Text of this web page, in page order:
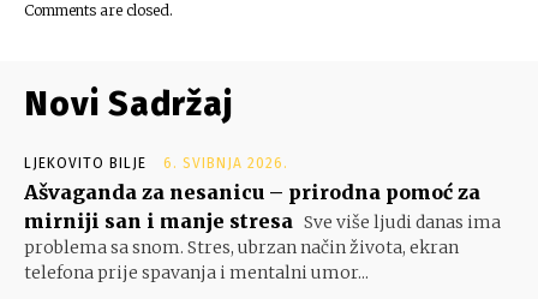
Comments are closed.
Novi Sadržaj
LJEKOVITO BILJE 6. SVIBNJA 2026.
Ašvaganda za nesanicu – prirodna pomoć za
mirniji san i manje stresa Sve više ljudi danas ima
problema sa snom. Stres, ubrzan način života, ekran
telefona prije spavanja i mentalni umor...